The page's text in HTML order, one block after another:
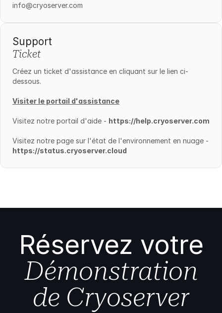
info@cryoserver.com
Support
Ticket
Créez un ticket d'assistance en cliquant sur le lien ci-
dessous.
Visiter le portail d'assistance
Visitez notre portail d'aide - https://help.cryoserver.com
Visitez notre page sur l'état de l'environnement en nuage -
https://status.cryoserver.cloud
Réservez votre
Démonstration
de Cryoserver